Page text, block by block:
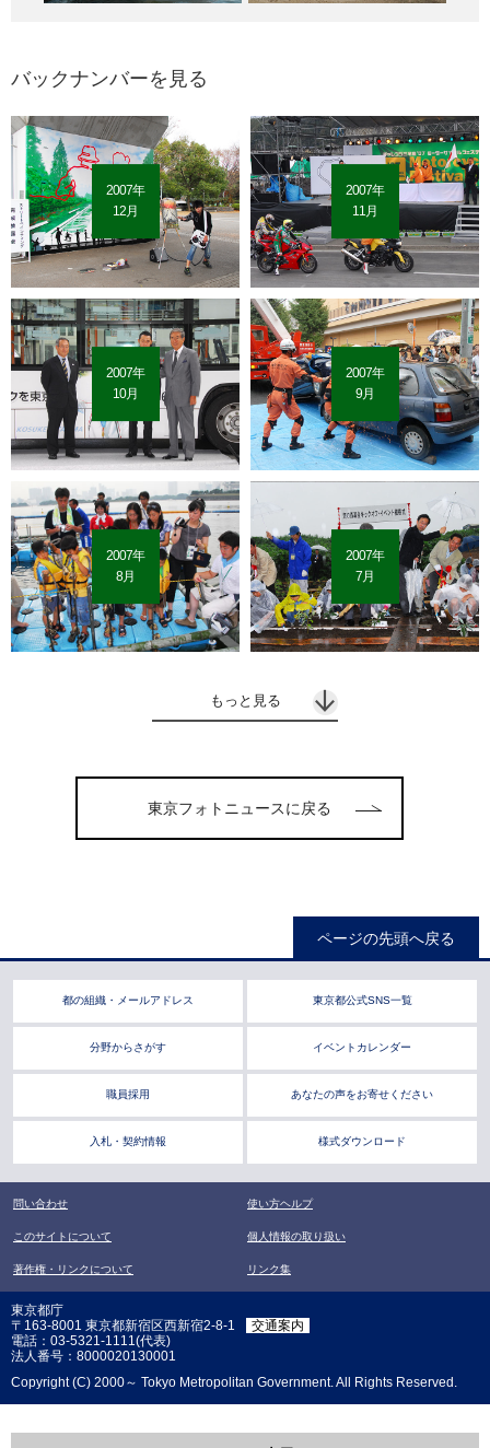
バックナンバーを見る
2007年
12月
2007年
11月
2007年
10月
2007年
9月
2007年
8月
2007年
7月
もっと見る
東京フォトニュースに戻る
ページの先頭へ戻る
都の組織・メールアドレス 東京都公式SNS一覧
分野からさがす イベントカレンダー
職員採用 あなたの声をお寄せください
入札・契約情報 様式ダウンロード
問い合わせ 使い方ヘルプ
このサイトについて 個人情報の取り扱い
著作権・リンクについて リンク集
東京都庁
〒163-8001 東京都新宿区西新宿2-8-1
交通案内
電話：03-5321-1111(代表)
法人番号：8000020130001
Copyright (C) 2000～ Tokyo Metropolitan Government. All Rights Reserved.